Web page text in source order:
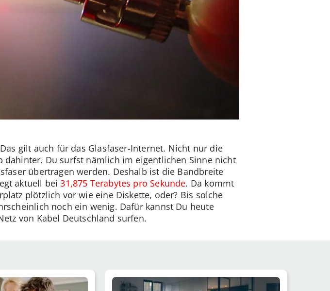
gilt auch für das Glasfaser-Internet. Nicht nur die
Du surfst nämlich im eigentlichen Sinne nicht
übertragen werden. Deshalb ist die Bandbreite
aktuell bei31,875 Terabytes pro Sekunde. Da kommt
plötzlich vor wie eine Diskette, oder? Bis solche
noch ein wenig. Dafür kannst Du heute
von Kabel Deutschland surfen.